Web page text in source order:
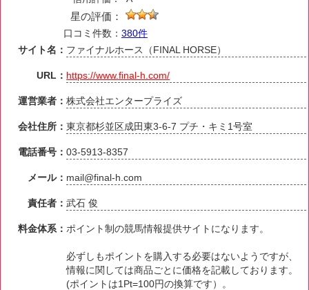
星の評価：
口コミ件数： 380件
サイト名： ファイナルホース（FINAL HORSE）
URL： https://www.final-h.com/
運営業者：株式会社エンタープライズ
会社住所：東京都杉並区成田東3-6-7 プチ・キミ1号室
電話番号：03-5913-8357
メール： mail@final-h.com
責任者：武石 俊
料金体系： ポイント制の競馬情報提供サイトになります。
必ずしもポイントを購入する必要はないようですが、
情報に関しては商品ごとに価格を記載しております。
(ポイントは1Pt=100円の換算です）。